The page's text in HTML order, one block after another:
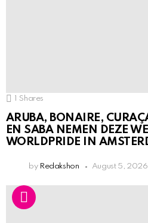
1 Shares
ARUBA, BONAIRE,
EN SABA NEMEN DEZE
WORLDPRIDE IN
by Redakshon August 5,